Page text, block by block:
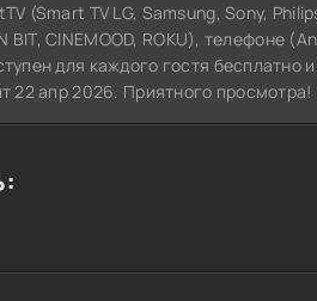
(Smart TV LG, Samsung, Sony,
BIT, CINEMOOD, ROKU), телефоне
для каждого гостя бесплатно
апр 2026. Приятного просмотра!